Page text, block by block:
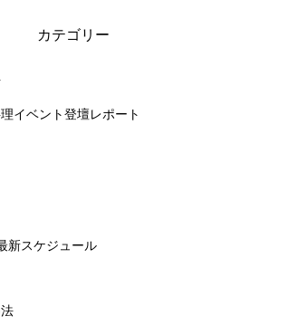
カテゴリー
イベント登壇レポート
新スケジュール